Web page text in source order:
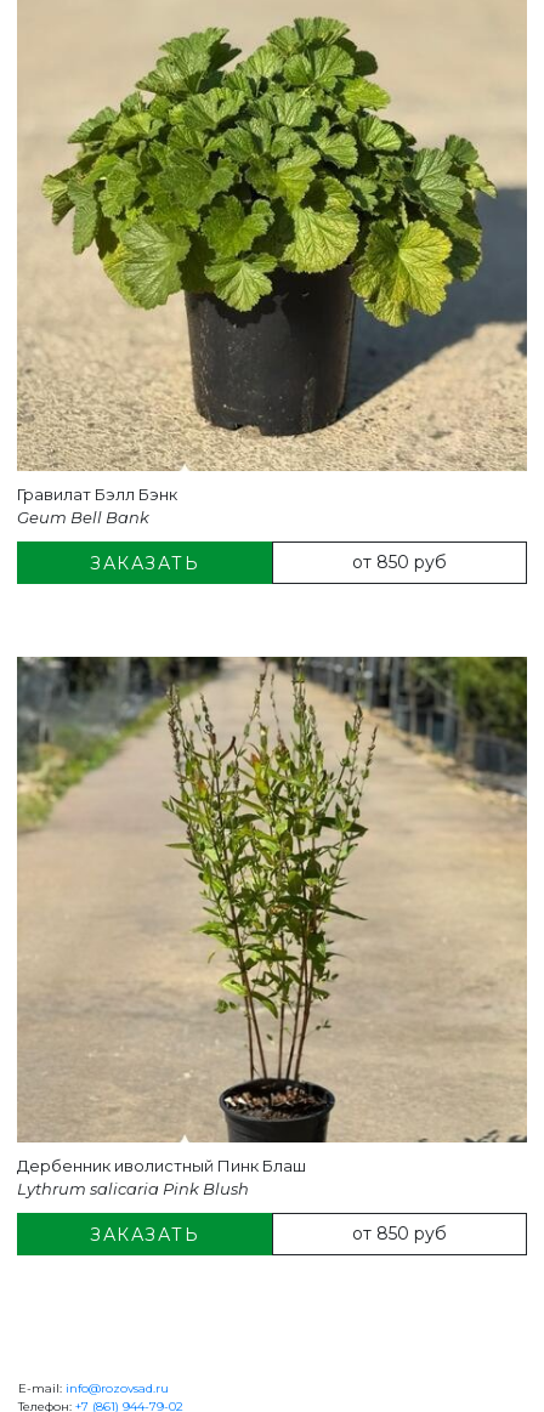
+7 (861) 944-79-02
Гравилат Бэлл Бэнк
Geum Bell Bank
ЗАКАЗАТЬ от 850 руб
Дербенник иволистный Пинк Блаш
Lythrum salicaria Pink Blush
ЗАКАЗАТЬ от 850 руб
E-mail: info@rozovsad.ru
Телефон: +7 (861) 944-79-02